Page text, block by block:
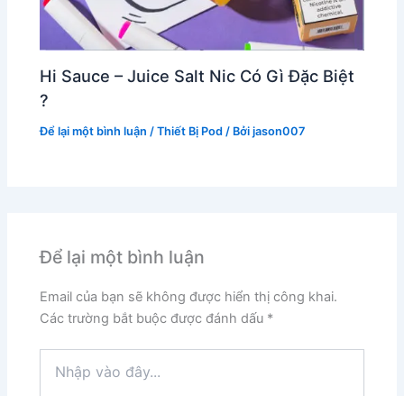
Hi Sauce – Juice Salt Nic Có Gì Đặc Biệt
?
Để lại một bình luận /Thiết Bị Pod / Bởijason007
Để lại một bình luận
Email của bạn sẽ không được hiển thị công khai.
Các trường bắt buộc được đánh dấu *
vào